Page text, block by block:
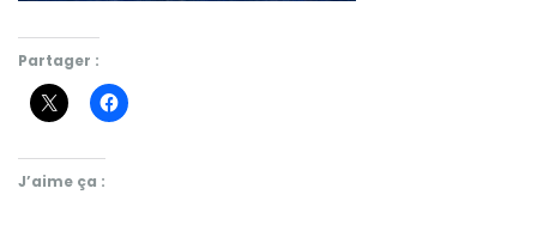
Partager :
J’aime ça :